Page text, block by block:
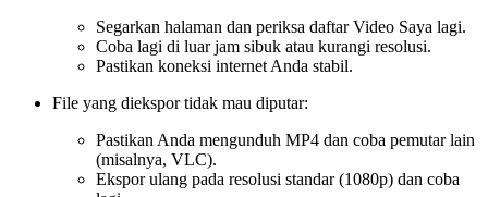
Segarkan halaman dan periksa daftar Video Saya lagi.
Coba lagi di luar jam sibuk atau kurangi resolusi.
Pastikan koneksi internet Anda stabil.
File yang diekspor tidak mau diputar:
Pastikan Anda mengunduh MP4 dan coba pemutar lain
(misalnya, VLC).
Ekspor ulang pada resolusi standar (1080p) dan coba